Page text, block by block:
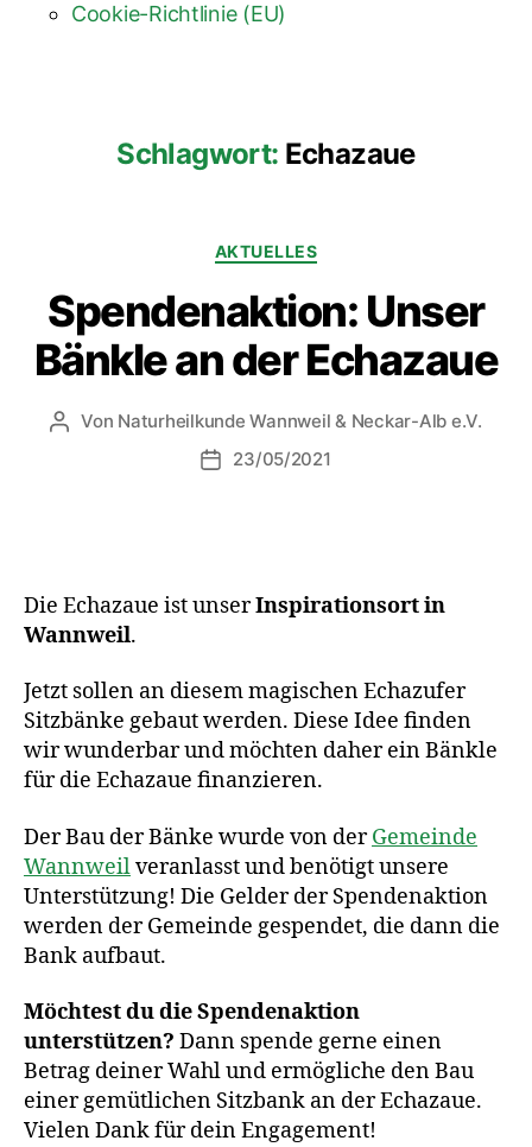
Cookie-Richtlinie (EU)
Schlagwort: Echazaue
AKTUELLES
Spendenaktion: Unser
Bänkle an der Echazaue
Von Naturheilkunde Wannweil & Neckar-Alb e.V.
23/05/2021
Die Echazaue ist unserInspirationsort in
Wannweil.
Jetzt sollen an diesem magischen Echazufer
Sitzbänke gebaut werden. Diese Idee finden
wir wunderbar und möchten daher ein Bänkle
für die Echazaue finanzieren.
Der Bau der Bänke wurde von derGemeinde
Wannweilveranlasst und benötigt unsere
Unterstützung! Die Gelder der Spendenaktion
werden der Gemeinde gespendet, die dann die
Bank aufbaut.
Möchtest du die Spendenaktion
unterstützen? Dann spende gerne einen
Betrag deiner Wahl und ermögliche den Bau
einer gemütlichen Sitzbank an der Echazaue.
Vielen Dank für dein Engagement!